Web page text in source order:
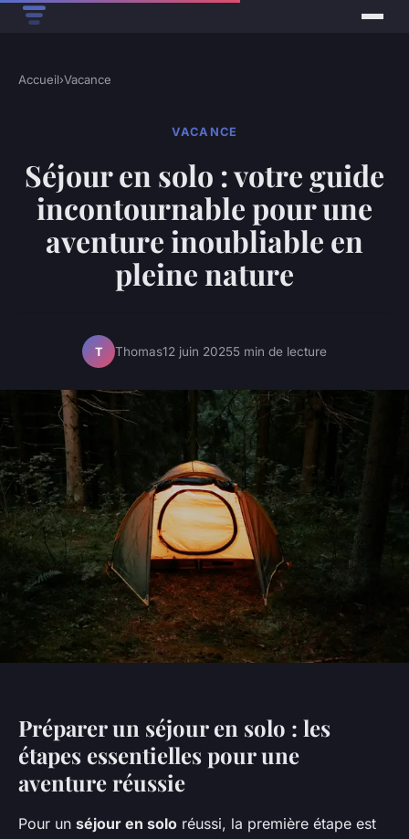
Accueil›Vacance
VACANCE
Séjour en solo : votre guide
incontournable pour une
aventure inoubliable en
pleine nature
T Thomas12 juin 20255 min de lecture
Préparer un séjour en solo : les
étapes essentielles pour une
aventure réussie
Pour un séjour en solo réussi, la première étape est